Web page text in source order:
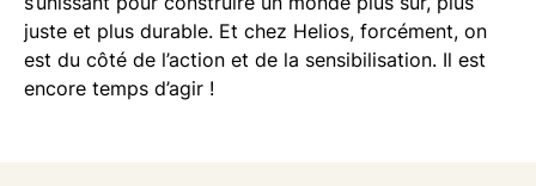
juste et plus durable. Et chez Helios, forcément, on
est du côté de l’action et de la sensibilisation. Il est
encore temps d’agir !